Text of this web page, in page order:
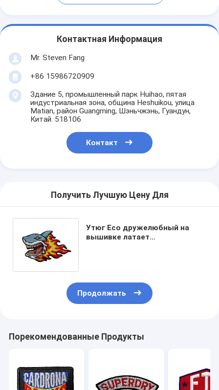
Контактная Информация
Mr. Steven Fang
+86 15986720909
Здание 5, промышленный парк Huihao, пятая
индустриальная зона, община Heshuikou, улица
Matian, район Guangming, Шэньчжэнь, Гуандун,
Китай. 518106
Контакт
Получить Лучшую Цену Для
Утюг Eco дружелюбный на
вышивке латает
Продолжать
Порекомендованные Продукты